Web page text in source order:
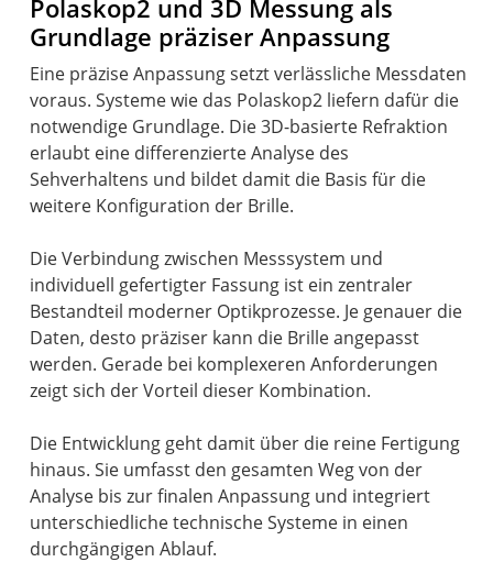
Polaskop2 und 3D Messung als
Grundlage präziser Anpassung
Eine präzise Anpassung setzt verlässliche Messdaten
voraus. Systeme wie das Polaskop2 liefern dafür die
notwendige Grundlage. Die 3D-basierte Refraktion
erlaubt eine differenzierte Analyse des
Sehverhaltens und bildet damit die Basis für die
weitere Konfiguration der Brille.
Die Verbindung zwischen Messsystem und
individuell gefertigter Fassung ist ein zentraler
Bestandteil moderner Optikprozesse. Je genauer die
Daten, desto präziser kann die Brille angepasst
werden. Gerade bei komplexeren Anforderungen
zeigt sich der Vorteil dieser Kombination.
Die Entwicklung geht damit über die reine Fertigung
hinaus. Sie umfasst den gesamten Weg von der
Analyse bis zur finalen Anpassung und integriert
unterschiedliche technische Systeme in einen
durchgängigen Ablauf.